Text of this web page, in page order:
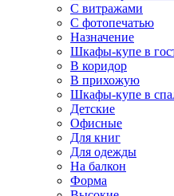
С витражами
С фотопечатью
Назначение
Шкафы-купе в
В коридор
В прихожую
Шкафы-купе в
Детские
Офисные
Для книг
Для одежды
На балкон
Форма